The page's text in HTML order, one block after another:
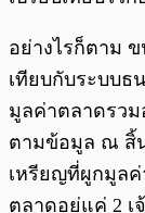
อย่างไรก็ตาม ข
เทียบกับระบบธ
มูลค่าตลาดรวม
ตามข้อมูล ณ สิ้
เหรียญที่ผูกมูล
ตลาดอยู่แค่ 2 เ